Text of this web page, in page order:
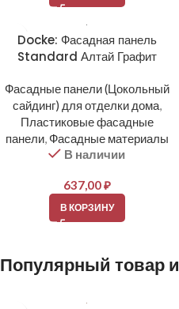
Docke: Фасадная панель
Standard Алтай Графит
Фасадные панели (Цокольный
сайдинг) для отделки дома,
Пластиковые фасадные
панели, Фасадные материалы
В наличии
637,00₽
В КОРЗИНУ
Популярный товар